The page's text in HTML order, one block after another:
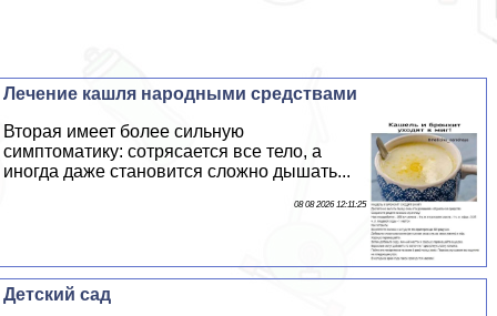
Лечение кашля народными средствами
Вторая имеет более сильную
симптоматику: сотрясается все тело, а
иногда даже становится сложно дышать...
08 08 2026 12:11:25
Детский сад